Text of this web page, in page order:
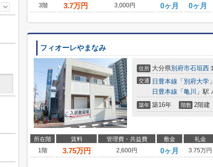
3階
3.7万円 3,000円 0ヶ月 0ヶ月
フィオーレやまなみ
住所 大分県別府市石垣西
交通 日豊本線 「 別府大学
日豊本線 「 亀川 」駅
築年 築16年 階数 2階建
所在階 賃料 管理費・共益費 敷金 礼金
1階
3.75万円 2,600円 0ヶ月 3.75万円